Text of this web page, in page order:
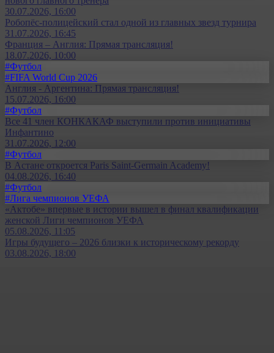
30.07.2026, 16:00
Робопёс-полицейский стал одной из главных звезд турнира
31.07.2026, 16:45
Франция – Англия: Прямая трансляция!
18.07.2026, 10:00
#Футбол
#FIFA World Cup 2026
Англия - Аргентина: Прямая трансляция!
15.07.2026, 16:00
#Футбол
Все 41 член КОНКАКАФ выступили против инициативы
Инфантино
31.07.2026, 12:00
#Футбол
В Астане откроется Paris Saint-Germain Academy!
04.08.2026, 16:40
#Футбол
#Лига чемпионов УЕФА
«Актобе» впервые в истории вышел в финал квалификации
женской Лиги чемпионов УЕФА
05.08.2026, 11:05
Игры будущего – 2026 близки к историческому рекорду
03.08.2026, 18:00